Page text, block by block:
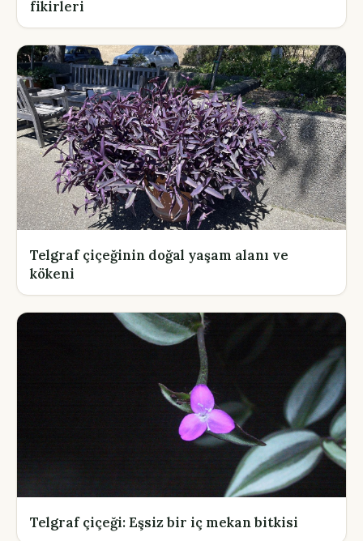
fikirleri
Telgraf çiçeğinin doğal yaşam alanı ve
kökeni
Telgraf çiçeği: Eşsiz bir iç mekan bitkisi